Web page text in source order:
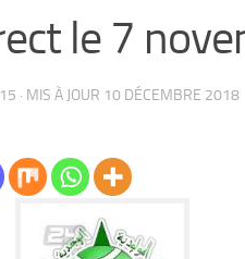
le 7
· MIS À JOUR 10 DÉCEMBRE 2018